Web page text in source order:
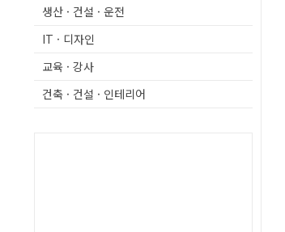
생산 · 건설 · 운전
IT · 디자인
교육 · 강사
건축 · 건설 · 인테리어